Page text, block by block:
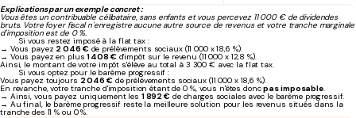
Explications par un exemple concret :
Vous êtes un contribuable célibataire, sans enfants et vous percevez 11 000 € de dividendes
bruts. Votre foyer fiscal n'enregistre aucune autre source de revenus et votre tranche marginale
d'imposition est de 0 %.
Si vous restez imposé à la flat tax :
→ Vous payez 2 046 € de prélèvements sociaux (11 000 x 18,6 %).
→ Vous payez en plus 1 408 € d'impôt sur le revenu (11 000 x 12,8 %).
Ainsi, le montant de votre impôt s'élève au total à 3 300 € avec la flat tax.
Si vous optez pour le barème progressif :
Vous payez toujours 2 046 € de prélèvements sociaux (11 000 x 18,6 %).
En revanche, votre tranche d'imposition étant de 0 %, vous n'êtes doncpas imposable.
→ Ainsi, vous payez uniquement les 1 892 € de charges sociales avec le barème progressif.
→ Au final, le barème progressif reste la meilleure solution pour les revenus situés dans la
tranche des 11 % ou 0 %.